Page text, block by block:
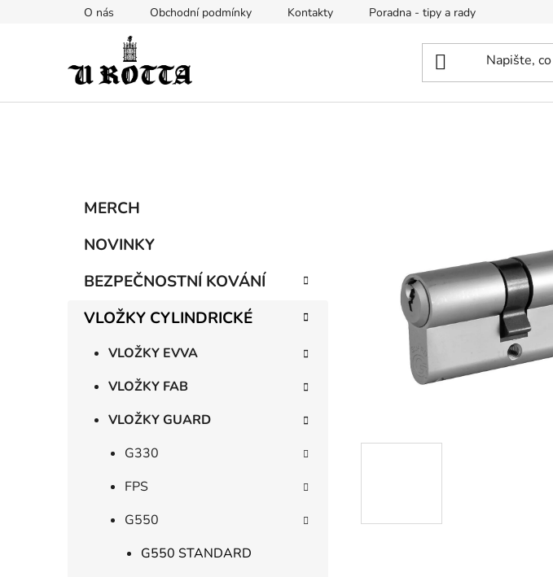
O nás Obchodní podmínky Kontakty Poradna - tipy a rady
Přeskočit
kategorie
MERCH
NOVINKY
BEZPEČNOSTNÍ KOVÁNÍ
VLOŽKY CYLINDRICKÉ
VLOŽKY EVVA
VLOŽKY FAB
VLOŽKY GUARD
G330
FPS
G550
G550 STANDARD